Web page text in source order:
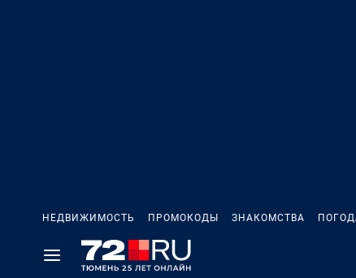
НЕДВИЖИМОСТЬ ПРОМОКОДЫ ЗНАКОМСТВА